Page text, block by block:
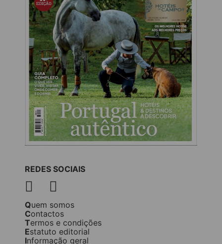
REDES SOCIAIS
Quem somos
Contactos
Termos e condições
Estatuto editorial
Informação geral